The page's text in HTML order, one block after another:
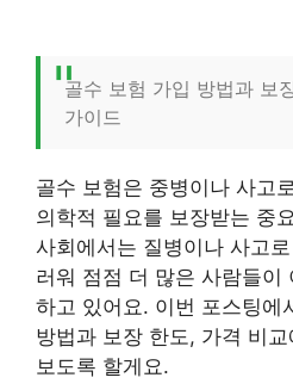
골수 보험 가입 방법과 보
가이드
골수 보험은 중병이나 사고
의학적 필요를 보장받는 중
사회에서는 질병이나 사고
러워 점점 더 많은 사람들이
하고 있어요. 이번 포스팅에
방법과 보장 한도, 가격 비
보도록 할게요.